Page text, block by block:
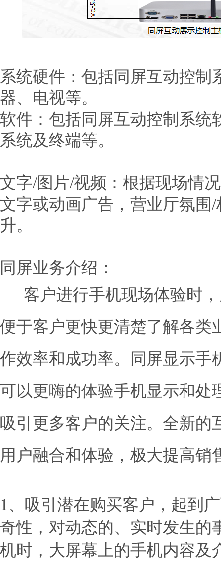
系统硬件：包括同屏互动控制
器、电视等。
软件：包括同屏互动控制系统
系统及终端等。
文字/图片/视频：根据现场情
文字或动画广告，营业厅氛围
升。
同屏业务介绍：
客户进行手机现场体验时，
便于客户更快更清楚了解各类
作效率和成功率。
同屏显示手
可以更嗨的体验手机显示和处
吸引更多客户的关注。 全新的
用户融合和体验，极大提高销
1、吸引潜在购买客户，起到
奇性，对动态的、实时发生的
机时，大屏幕上的手机内容及